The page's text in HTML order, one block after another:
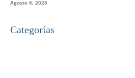
Agosto 6, 2026
Categorías